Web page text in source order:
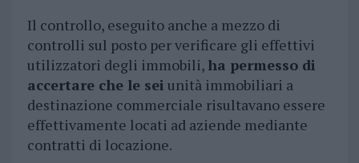
Il controllo, eseguito anche a mezzo di
controlli sul posto per verificare gli effettivi
utilizzatori degli immobili, ha permesso di
accertare che le sei unità immobiliari a
destinazione commerciale risultavano essere
effettivamente locati ad aziende mediante
contratti di locazione.